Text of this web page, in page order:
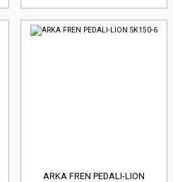
ARKA FREN PEDALI-LION